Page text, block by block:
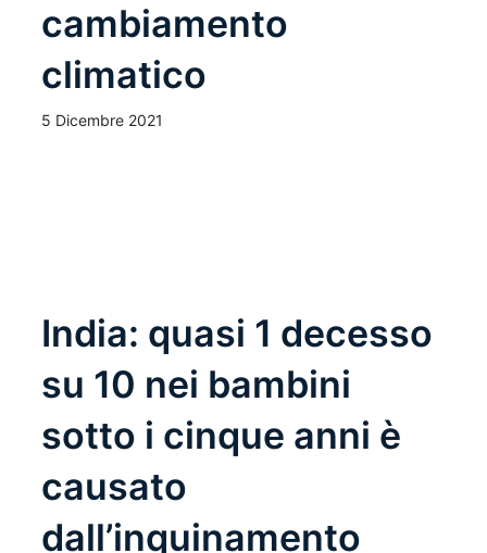
cambiamento
climatico
5 Dicembre 2021
India: quasi 1 decesso
su 10 nei bambini
sotto i cinque anni è
causato
dall’inquinamento